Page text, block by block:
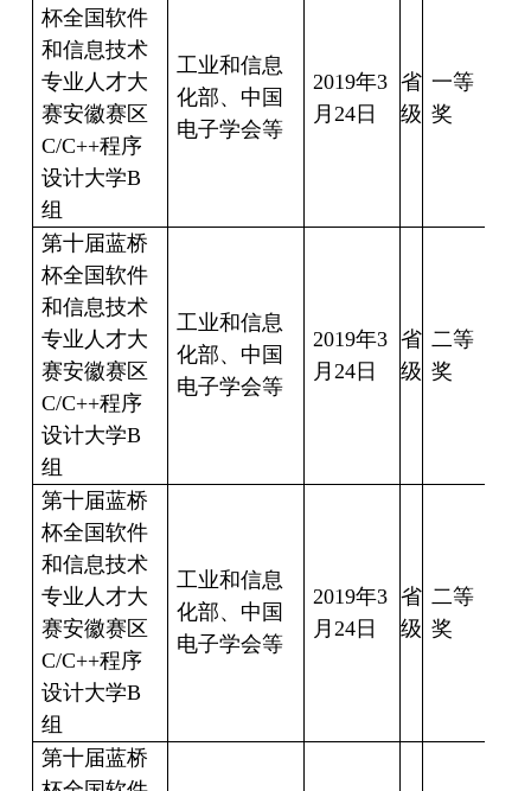
杯全国软件
和信息技术
专业人才大
赛安徽赛区
C/C++程序
设计大学B
组
工业和信息
化部、中国
电子学会等
2019年3
月 24 日
省
级
一等
奖
第十届蓝桥
杯全国软件
和信息技术
专业人才大
赛安徽赛区
C/C++程序
设计大学B
组
工业和信息
化部、中国
电子学会等
2019年3
月 24 日
省
级
二等
奖
第十届蓝桥
杯全国软件
和信息技术
专业人才大
赛安徽赛区
C/C++程序
设计大学B
组
工业和信息
化部、中国
电子学会等
2019年3
月 24 日
省
级
二等
奖
第十届蓝桥